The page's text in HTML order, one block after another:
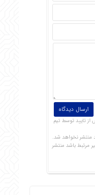
تایید توسط تیم
منتشر نخواهد شد.
مرتبط باشد منتشر